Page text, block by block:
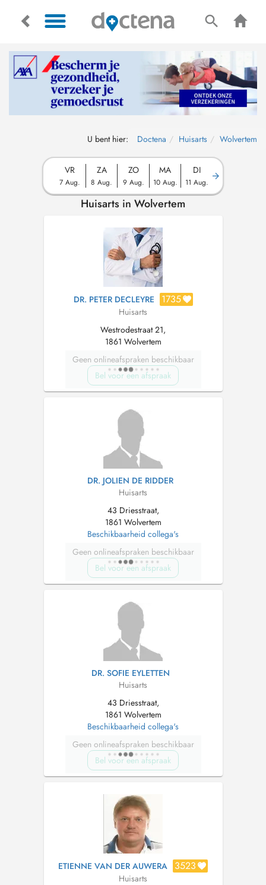
U bent hier: Doctena Huisarts Wolvertem
VR
7 Aug.
ZA
8 Aug.
ZO
9 Aug.
MA
10 Aug.
DI
11 Aug.
Huisarts in Wolvertem
DR. PETER DECLEYRE 1735
Huisarts
Westrodestraat 21,
1861 Wolvertem
Geen onlineafspraken beschikbaar
Bel voor een afspraak
DR. JOLIEN DE RIDDER
Huisarts
43 Driesstraat,
1861 Wolvertem
Beschikbaarheid collega's
Geen onlineafspraken beschikbaar
Bel voor een afspraak
DR. SOFIE EYLETTEN
Huisarts
43 Driesstraat,
1861 Wolvertem
Beschikbaarheid collega's
Geen onlineafspraken beschikbaar
Bel voor een afspraak
ETIENNE VAN DER AUWERA 3523
Huisarts